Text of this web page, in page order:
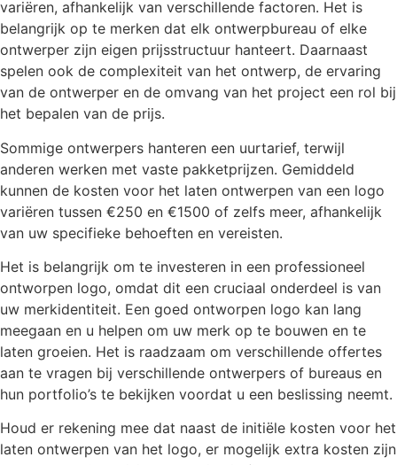
variëren, afhankelijk van verschillende factoren. Het is
belangrijk op te merken dat elk ontwerpbureau of elke
ontwerper zijn eigen prijsstructuur hanteert. Daarnaast
spelen ook de complexiteit van het ontwerp, de ervaring
van de ontwerper en de omvang van het project een rol bij
het bepalen van de prijs.
Sommige ontwerpers hanteren een uurtarief, terwijl
anderen werken met vaste pakketprijzen. Gemiddeld
kunnen de kosten voor het laten ontwerpen van een logo
variëren tussen €250 en €1500 of zelfs meer, afhankelijk
van uw specifieke behoeften en vereisten.
Het is belangrijk om te investeren in een professioneel
ontworpen logo, omdat dit een cruciaal onderdeel is van
uw merkidentiteit. Een goed ontworpen logo kan lang
meegaan en u helpen om uw merk op te bouwen en te
laten groeien. Het is raadzaam om verschillende offertes
aan te vragen bij verschillende ontwerpers of bureaus en
hun portfolio’s te bekijken voordat u een beslissing neemt.
Houd er rekening mee dat naast de initiële kosten voor het
laten ontwerpen van het logo, er mogelijk extra kosten zijn